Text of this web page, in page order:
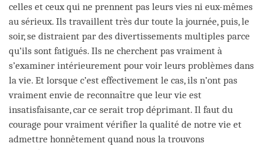
celles et ceux qui ne prennent pas leurs vies ni eux-mêmes
au sérieux. Ils travaillent très dur toute la journée, puis, le
soir, se distraient par des divertissements multiples parce
qu’ils sont fatigués. Ils ne cherchent pas vraiment à
s’examiner intérieurement pour voir leurs problèmes dans
la vie. Et lorsque c’est effectivement le cas, ils n’ont pas
vraiment envie de reconnaître que leur vie est
insatisfaisante, car ce serait trop déprimant. Il faut du
courage pour vraiment vérifier la qualité de notre vie et
admettre honnêtement quand nous la trouvons